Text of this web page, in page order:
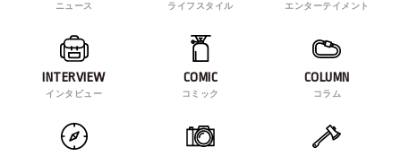
ニュース ライフスタイル エンターテイメント
INTERVIEW
インタビュー
COMIC
コミック
COLUMN
コラム